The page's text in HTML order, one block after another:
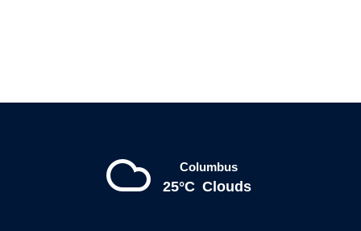
Columbus
25°C Clouds